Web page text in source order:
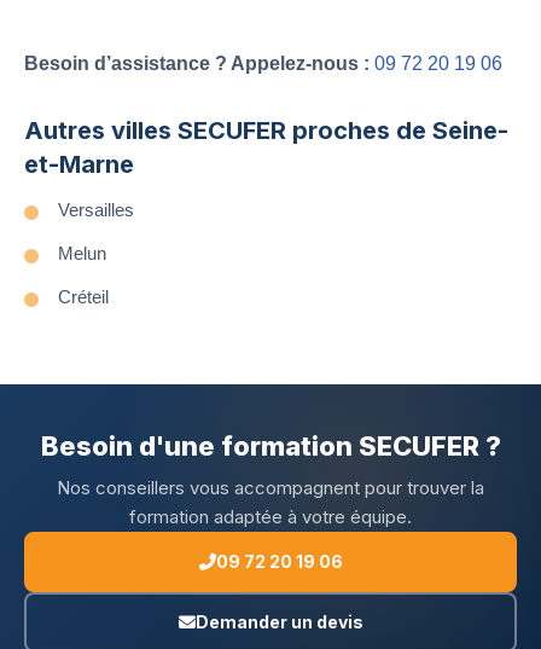
Besoin d’assistance ? Appelez-nous : 09 72 20 19 06
Autres villes SECUFER proches de Seine-
et-Marne
Versailles
Melun
Créteil
Besoin d'une formation SECUFER ?
Nos conseillers vous accompagnent pour trouver la
formation adaptée à votre équipe.
09 72 20 19 06
Demander un devis